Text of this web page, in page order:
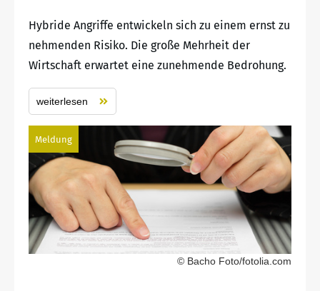
Hybride Angriffe entwickeln sich zu einem ernst zu
nehmenden Risiko. Die große Mehrheit der
Wirtschaft erwartet eine zunehmende Bedrohung.
weiterlesen
Meldung
© Bacho Foto/fotolia.com